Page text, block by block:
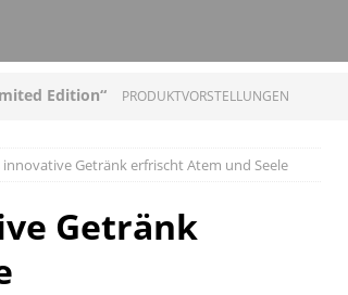
Edition“ PRODUKTVORSTELLUNGEN
Leder Wochenendtasche von Trendhim
innovative Getränk erfrischt Atem und Seele
Getränk